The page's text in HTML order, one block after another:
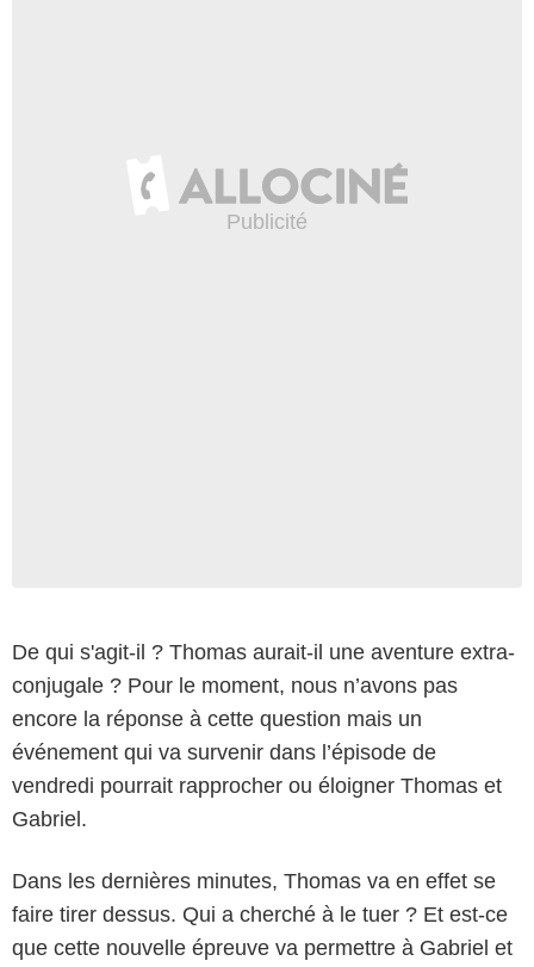
De qui s'agit-il ? Thomas aurait-il une aventure extra-
conjugale ? Pour le moment, nous n’avons pas
encore la réponse à cette question mais un
événement qui va survenir dans l’épisode de
vendredi pourrait rapprocher ou éloigner Thomas et
Gabriel.
Dans les dernières minutes, Thomas va en effet se
faire tirer dessus. Qui a cherché à le tuer ? Et est-ce
que cette nouvelle épreuve va permettre à Gabriel et